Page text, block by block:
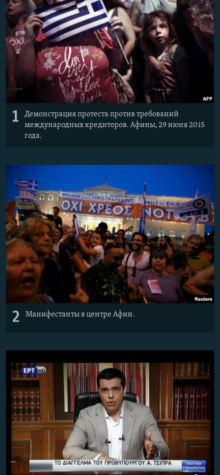
1
Демонстрация протеста против требований
международных кредиторов. Афины, 29 июня 2015
года.
2 Манифестанты в центре Афин.